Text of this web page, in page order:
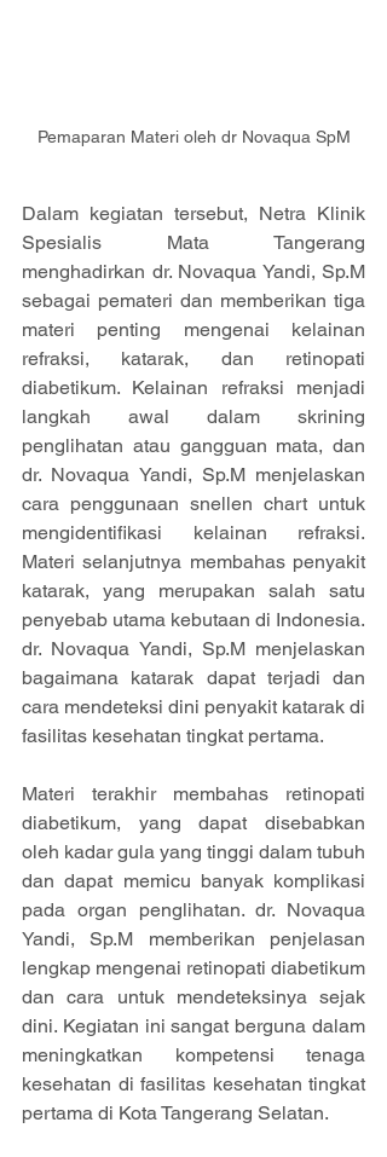
Pemaparan Materi oleh dr Novaqua SpM
Dalam kegiatan tersebut, Netra Klinik
Spesialis Mata Tangerang
menghadirkan dr. Novaqua Yandi, Sp.M
sebagai pemateri dan memberikan tiga
materi penting mengenai kelainan
refraksi, katarak, dan retinopati
diabetikum. Kelainan refraksi menjadi
langkah awal dalam skrining
penglihatan atau gangguan mata, dan
dr. Novaqua Yandi, Sp.M menjelaskan
cara penggunaan snellen chart untuk
mengidentifikasi kelainan refraksi.
Materi selanjutnya membahas penyakit
katarak, yang merupakan salah satu
penyebab utama kebutaan di Indonesia.
dr. Novaqua Yandi, Sp.M menjelaskan
bagaimana katarak dapat terjadi dan
cara mendeteksi dini penyakit katarak di
fasilitas kesehatan tingkat pertama.
Materi terakhir membahas retinopati
diabetikum, yang dapat disebabkan
oleh kadar gula yang tinggi dalam tubuh
dan dapat memicu banyak komplikasi
pada organ penglihatan. dr. Novaqua
Yandi, Sp.M memberikan penjelasan
lengkap mengenai retinopati diabetikum
dan cara untuk mendeteksinya sejak
dini. Kegiatan ini sangat berguna dalam
meningkatkan kompetensi tenaga
kesehatan di fasilitas kesehatan tingkat
pertama di Kota Tangerang Selatan.